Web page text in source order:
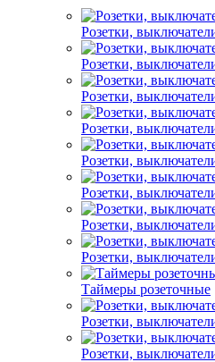
Розетки,
Розетки,
Розетки,
Розетки,
Розетки,
Розетки,
Розетки,
Розетки,
Таймеры розеточные
Розетки,
Розетки,